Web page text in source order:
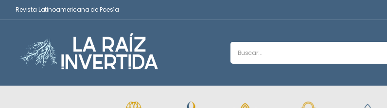
Revista Latinoamericana de Poesía